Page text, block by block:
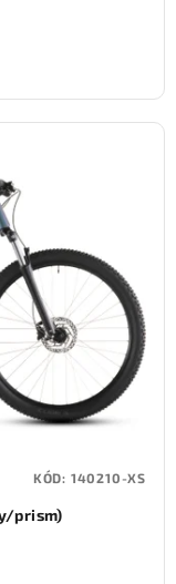
prism)
KÓD: 140210-XS